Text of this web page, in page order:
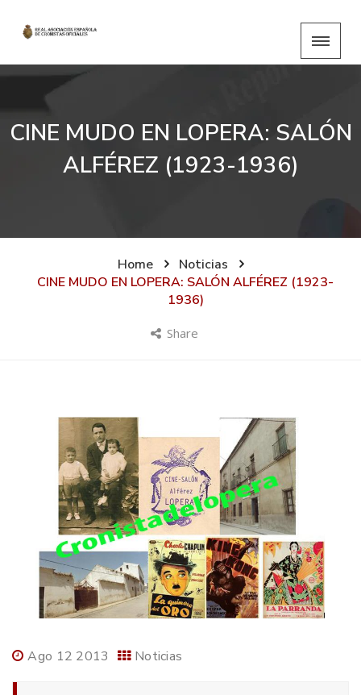
CINE MUDO EN LOPERA: SALÓN
ALFÉREZ (1923-1936)
Home
Noticias
CINE MUDO EN LOPERA: SALÓN ALFÉREZ (1923-
1936)
Share
Ago 12 2013 Noticias